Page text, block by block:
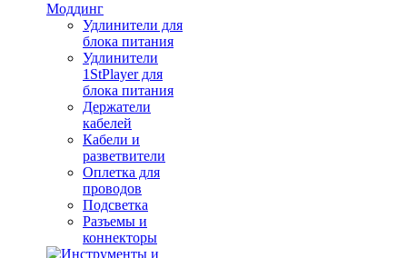
Моддинг
Удлинители для
блока питания
Удлинители
1StPlayer для
блока питания
Держатели
кабелей
Кабели и
разветвители
Оплетка для
проводов
Подсветка
Разъемы и
коннекторы